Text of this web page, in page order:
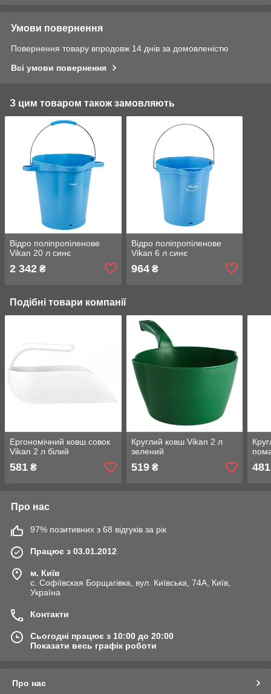
Умови повернення
Повернення товару впродовж 14 днів за домовленістю
Всі умови повернення
З цим товаром також замовляють
Відро поліпропіленове
Vikan 20 л синє
2 342 ₴
Відро поліпропіленове
Vikan 6 л синє
964₴
Подібні товари компанії
Ергономічний ковш совок
Vikan 2 л білий
581 ₴
Круглий ковш Vikan 2 л
зелений
519₴ 481
Про нас
97% позитивних з 68 відгуків за рік
Працює з 03.01.2012
м. Київ
с. Софіївская Борщагівка, вул. Київська, 74А, Київ,
Україна
Контакти
Сьогодні працює з 10:00 до 20:00
Показати весь графік роботи
Про нас